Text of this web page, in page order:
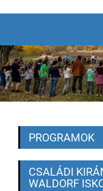
PROGRAMOK
CSALÁDI
WALDORF